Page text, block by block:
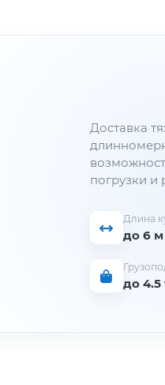
Доставка
погрузки и
Длина
до 6 м
до 4.5